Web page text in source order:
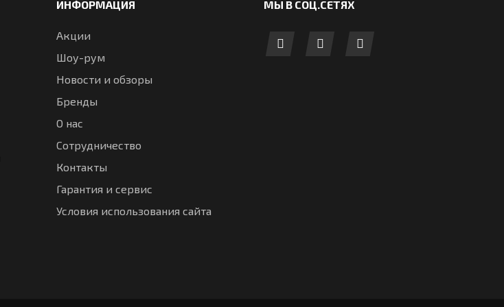
ИНФОРМАЦИЯ
Акции
Шоу-рум
Новости и обзоры
Бренды
О нас
Сотрудничество
Контакты
Гарантия и сервис
Условия использования сайта
МЫ В СОЦ.СЕТЯХ